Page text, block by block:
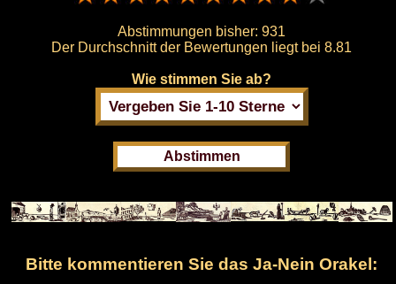
Abstimmungen bisher: 931
Der Durchschnitt der Bewertungen liegt bei 8.81
Wie stimmen Sie ab?
Bitte kommentieren Sie das Ja-Nein Orakel: